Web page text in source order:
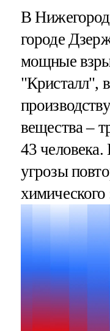
В
городе
мощные
"Кристалл",
вещества –
43
угрозы
химического